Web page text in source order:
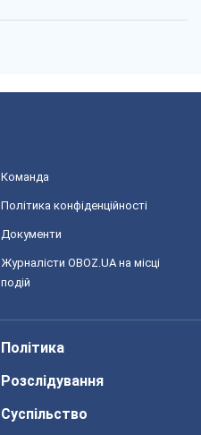
Команда
Політика конфіденційності
Документи
Журналісти OBOZ.UA на місці
подій
Політика
Розслідування
Суспільство